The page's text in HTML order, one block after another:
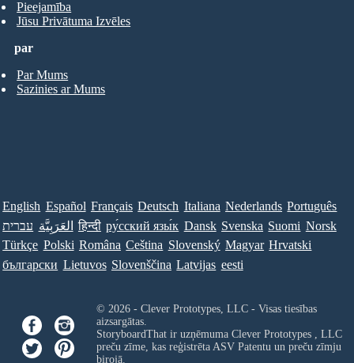
par
Par Mums
Sazinies ar Mums
Pieejamība
Jūsu Privātuma Izvēles
English Español Français Deutsch Italiana Nederlands Português
עברית العَرَبِيَّة हिन्दी ру́сский язы́к Dansk Svenska Suomi Norsk
Türkçe Polski Româna Ceština Slovenský Magyar Hrvatski
български Lietuvos Slovenščina Latvijas eesti
© 2026 - Clever Prototypes, LLC - Visas tiesības
aizsargātas.
StoryboardThat ir uzņēmuma Clever Prototypes , LLC
preču zīme, kas reģistrēta ASV Patentu un preču zīmju
birojā.